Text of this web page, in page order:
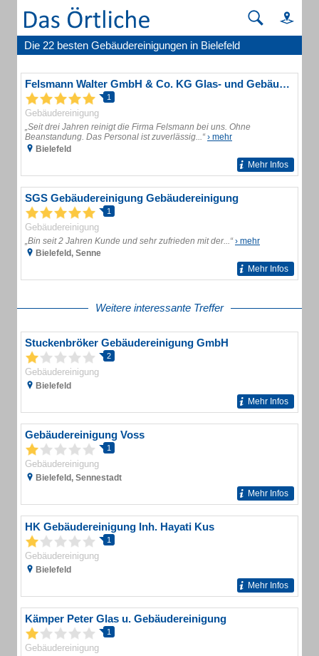
Die 22 besten Gebäudereinigungen in Bielefeld
Felsmann Walter GmbH & Co. KG Glas- und Gebäudereinigung
1
Gebäudereinigung
„Seit drei Jahren reinigt die Firma Felsmann bei uns. Ohne
Beanstandung. Das Personal ist zuverlässig...“› mehr
Bielefeld
Mehr Infos
SGS Gebäudereinigung Gebäudereinigung
1
Gebäudereinigung
„Bin seit 2 Jahren Kunde und sehr zufrieden mit der...“› mehr
Bielefeld, Senne
Mehr Infos
Weitere interessante Treffer
Stuckenbröker Gebäudereinigung GmbH
2
Gebäudereinigung
Bielefeld
Mehr Infos
Gebäudereinigung Voss
1
Gebäudereinigung
Bielefeld, Sennestadt
Mehr Infos
HK Gebäudereinigung Inh. Hayati Kus
1
Gebäudereinigung
Bielefeld
Mehr Infos
Kämper Peter Glas u. Gebäudereinigung
1
Gebäudereinigung